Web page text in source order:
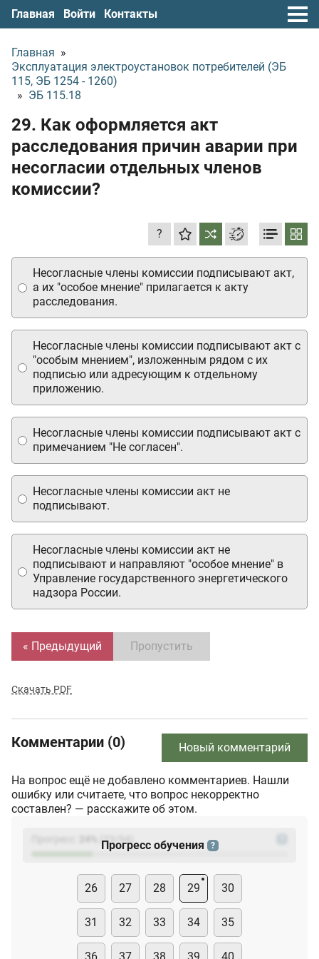
Главная Войти Контакты
Главная »
Эксплуатация электроустановок потребителей (ЭБ
115, ЭБ 1254 - 1260)
» ЭБ 115.18
29. Как оформляется акт
расследования причин аварии при
несогласии отдельных членов
комиссии?
?
Несогласные члены комиссии акт не
подписывают.
Несогласные члены комиссии подписывают акт с
примечанием "Не согласен".
Несогласные члены комиссии подписывают акт,
а их "особое мнение" прилагается к акту
расследования.
Несогласные члены комиссии акт не
подписывают и направляют "особое мнение" в
Управление государственного энергетического
надзора России.
Несогласные члены комиссии подписывают акт с
"особым мнением", изложенным рядом с их
подписью или адресующим к отдельному
приложению.
« Предыдущий Пропустить
Скачать PDF
Комментарии (0) Новый комментарий
На вопрос ещё не добавлено комментариев. Нашли
ошибку или считаете, что вопрос некорректно
составлен? — расскажите об этом.
(23
Прогресс обучения ?
26 27 28 29 30
31 32 33 34 35